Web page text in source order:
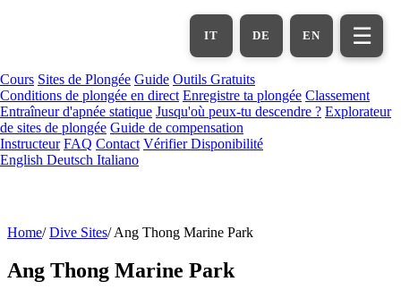
EN
DE
IT ☰
Cours Sites de Plongée Guide Outils Gratuits
Conditions de plongée en direct Enregistre ta plongée Classement
Entraîneur d'apnée statique Jusqu'où peux-tu descendre ? Explorateur
de sites de plongée Guide de compensation
Instructeur FAQ Contact Vérifier Disponibilité
English Deutsch Italiano
Home/ Dive Sites/ Ang Thong Marine Park
Ang Thong Marine Park